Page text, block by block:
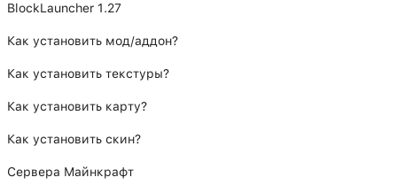
BlockLauncher 1.27
Как установить мод/аддон?
Как установить текстуры?
Как установить карту?
Как установить скин?
Сервера Майнкрафт